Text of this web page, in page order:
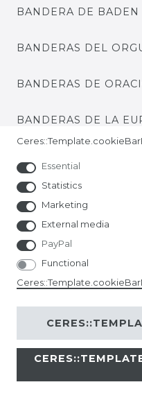
BANDERA DE BADEN
BANDERAS DEL
BANDERAS DE
BANDERAS DE LA
© Copyright
Essential
Statistics
Marketing
External media
PayPal
Functional